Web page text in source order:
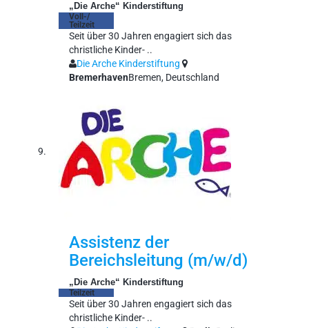
„Die Arche“ Kinderstiftung
Voll-/
Teilzeit
Seit über 30 Jahren engagiert sich das
christliche Kinder- ..
Die Arche Kinderstiftung
BremerhavenBremen, Deutschland
Assistenz der
Bereichsleitung (m/w/d)
„Die Arche“ Kinderstiftung
Teilzeit
Seit über 30 Jahren engagiert sich das
christliche Kinder- ..